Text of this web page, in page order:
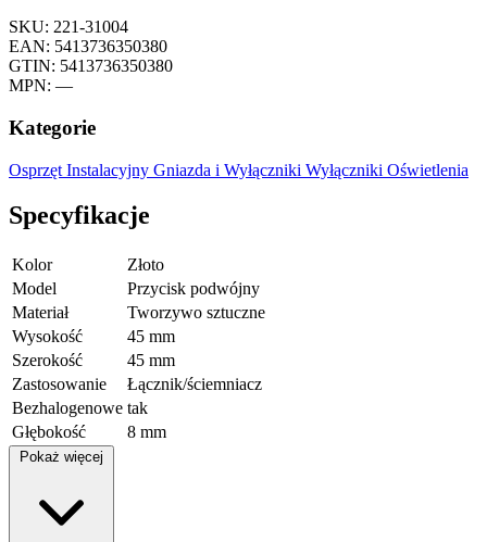
SKU: 221-31004
EAN: 5413736350380
GTIN: 5413736350380
MPN: —
Kategorie
Osprzęt Instalacyjny Gniazda i Wyłączniki Wyłączniki Oświetlenia
Specyfikacje
Kolor
Złoto
Model
Przycisk podwójny
Materiał
Tworzywo sztuczne
Wysokość
45 mm
Szerokość
45 mm
Zastosowanie
Łącznik/ściemniacz
Bezhalogenowe tak
Głębokość
8 mm
Pokaż więcej